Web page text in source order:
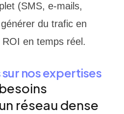
(SMS, e-mails,
du trafic en
en temps réel.
sur nos expertises
réseau dense